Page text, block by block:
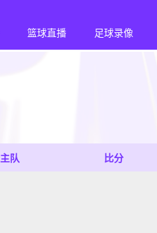
篮球直播 足球录像
主队 比分